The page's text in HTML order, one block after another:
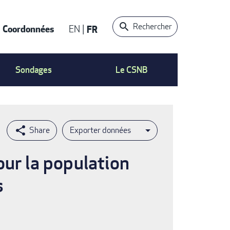
Coordonnées EN FR Rechercher
Sondages Le CSNB
Exporter données
la population